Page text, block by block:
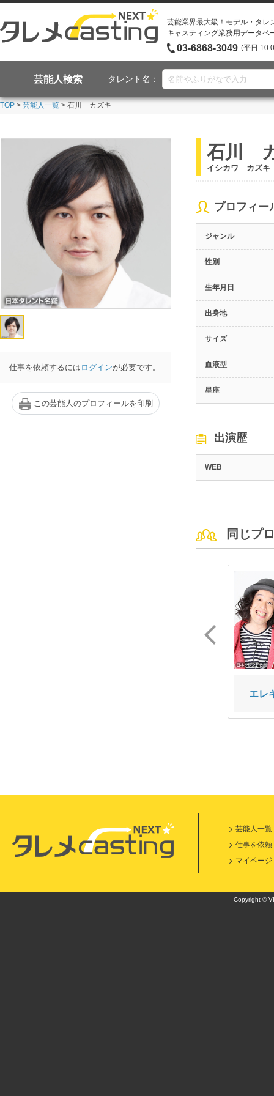
芸能業界最大級！モデル・タレ
キャスティング業務用データベ
03-6868-3049 (平日
芸能人検索 タレント名：
TOP > 芸能人一覧 > 石川 カズキ
仕事を依頼するには ログインが必要です。
この芸能人のプロフィールを印刷
石川
イシカワ カズキ
プロフィー
ジャンル
性別
生年月日
出身地
サイズ
血液型
星座
出演歴
WEB
同じプ
エレ
芸能人一覧
仕事を依頼
マイページ
Copyright ©